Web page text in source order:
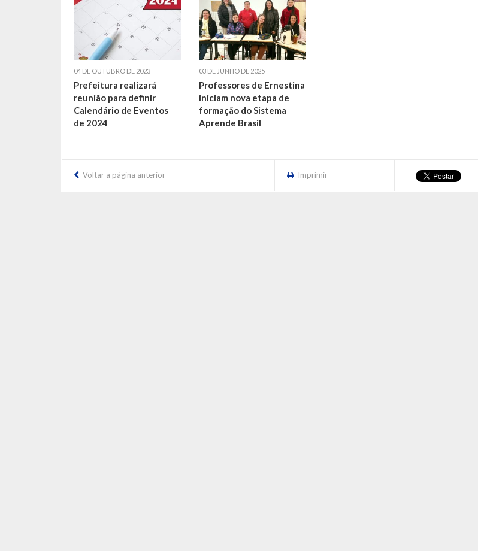
04 DE OUTUBRO DE 2023
Prefeitura realizará
reunião para definir
Calendário de Eventos
de 2024
03 DE JUNHO DE 2025
Professores de Ernestina
iniciam nova etapa de
formação do Sistema
Aprende Brasil
Voltar a página anterior Imprimir